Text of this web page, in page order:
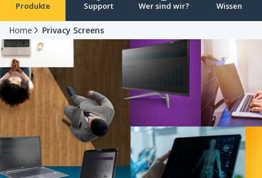
Produkte Support Wer sind wir? Wissen
Home Privacy Screens